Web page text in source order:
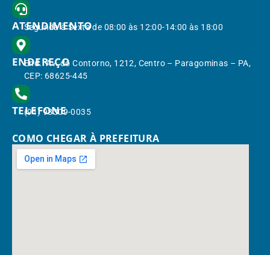
ATENDIMENTO
Segunda à Sexta de 08:00 às 12:00-14:00 às 18:00
ENDEREÇO
End.: Av. do Contorno, 1212, Centro – Paragominas – PA,
CEP: 68625-445
TELEFONE
(91) 98309-0035
COMO CHEGAR À PREFEITURA